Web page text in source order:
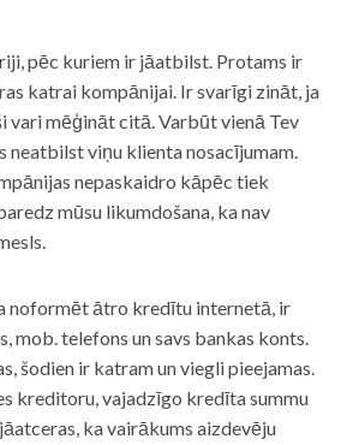
pēc kuriem ir jāatbilst. Protams ir
katrai kompānijai. Ir svarīgi zināt, ja
vari mēģināt citā. Varbūt vienā Tev
neatbilst viņu klienta nosacījumam.
nepaskaidro kāpēc tiek
mūsu likumdošana, ka nav
noformēt ātro kredītu internetā, ir
mob. telefons un savs bankas konts.
šodien ir katram un viegli pieejamas.
kreditoru, vajadzīgo kredīta summu
ka vairākums aizdevēju